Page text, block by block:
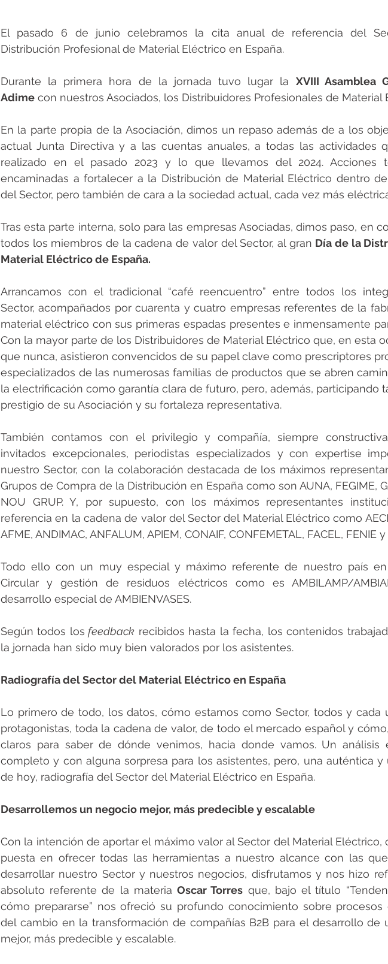
El pasado 6 de junio celebramos la cita anual de referencia del
Distribución Profesional de Material Eléctrico en España.
Durante la primera hora de la jornada tuvo lugar la XVIII Asamblea
Adime con nuestros Asociados, los Distribuidores Profesionales de Material
En la parte propia de la Asociación, dimos un repaso además de a los
actual Junta Directiva y a las cuentas anuales, a todas las actividades
realizado en el pasado 2023 y lo que llevamos del 2024. Acciones
encaminadas a fortalecer a la Distribución de Material Eléctrico dentro
del Sector, pero también de cara a la sociedad actual, cada vez más
Tras esta parte interna, solo para las empresas Asociadas, dimos paso, en
todos los miembros de la cadena de valor del Sector, al gran Día de la
Material Eléctrico de España.
Arrancamos con el tradicional “café reencuentro” entre todos los
Sector, acompañados por cuarenta y cuatro empresas referentes de la
material eléctrico con sus primeras espadas presentes e inmensamente
Con la mayor parte de los Distribuidores de Material Eléctrico que, en esta
que nunca, asistieron convencidos de su papel clave como prescriptores
especializados de las numerosas familias de productos que se abren
la electrificación como garantía clara de futuro, pero, además, participando
prestigio de su Asociación y su fortaleza representativa.
También contamos con el privilegio y compañía, siempre
invitados excepcionales, periodistas especializados y con expertise
nuestro Sector, con la colaboración destacada de los máximos
Grupos de Compra de la Distribución en España como son AUNA, FEGIME,
NOU GRUP. Y, por supuesto, con los máximos representantes
referencia en la cadena de valor del Sector del Material Eléctrico como
AFME, ANDIMAC, ANFALUM, APIEM, CONAIF, CONFEMETAL, FACEL, FENIE y
Todo ello con un muy especial y máximo referente de nuestro país en
Circular y gestión de residuos eléctricos como es AMBILAMP/
desarrollo especial de AMBIENVASES.
Según todos los feedback recibidos hasta la fecha, los contenidos
la jornada han sido muy bien valorados por los asistentes.
Radiografía del Sector del Material Eléctrico en España
Lo primero de todo, los datos, cómo estamos como Sector, todos y cada
protagonistas, toda la cadena de valor, de todo el mercado español y
claros para saber de dónde venimos, hacia donde vamos. Un análisis
completo y con alguna sorpresa para los asistentes, pero, una auténtica y
de hoy, radiografía del Sector del Material Eléctrico en España.
Desarrollemos un negocio mejor, más predecible y escalable
Con la intención de aportar el máximo valor al Sector del Material Eléctrico,
puesta en ofrecer todas las herramientas a nuestro alcance con las
desarrollar nuestro Sector y nuestros negocios, disfrutamos y nos hizo
absoluto referente de la materia Oscar Torres que, bajo el título
cómo prepararse” nos ofreció su profundo conocimiento sobre procesos
del cambio en la transformación de compañías B2B para el desarrollo de
mejor, más predecible y escalable.